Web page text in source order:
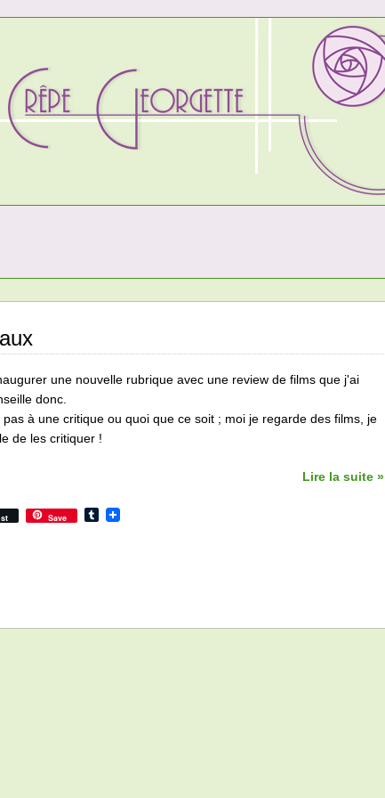
une nouvelle rubrique avec une review de films que j'ai
donc.
à une critique ou quoi que ce soit ; moi je regarde des films, je
de les critiquer !
Lire la suite »
Save Tumblr